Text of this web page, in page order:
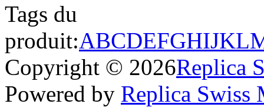
Tags du
produit:ABCDEFGHIJKL
Copyright © 2026Replica
Powered by Replica Swiss